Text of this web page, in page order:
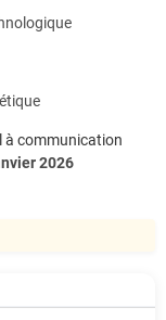
à communication
2026